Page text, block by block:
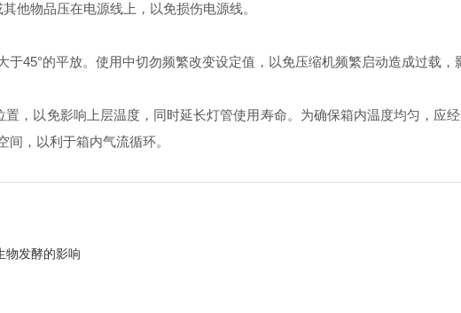
物品压在电源线上，以免损伤电源线。
45°的平放。使用中切勿频繁改变设定值，以免压缩机频繁启动造成过载，影
，以免影响上层温度，同时延长灯管使用寿命。为确保箱内温度均匀，
，以利于箱内气流循环。
物发酵的影响